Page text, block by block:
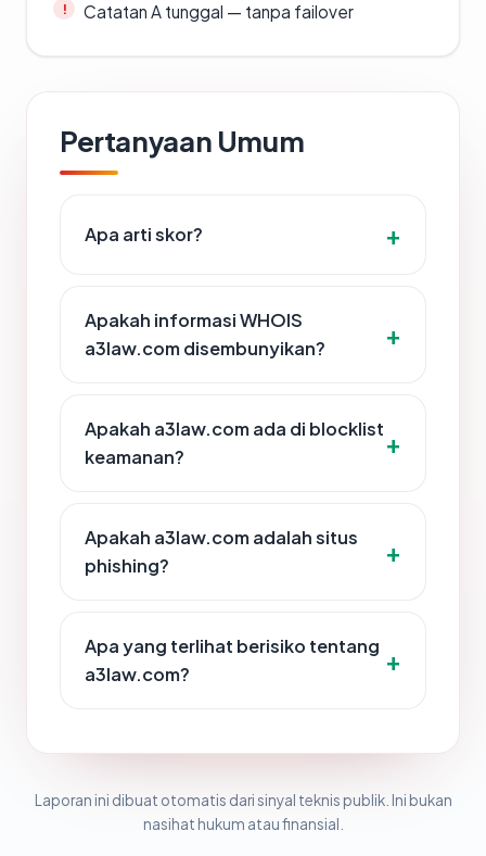
Catatan A tunggal — tanpa failover
Pertanyaan Umum
Apa arti skor?
Apakah informasi WHOIS
a3law.com disembunyikan?
Apakah a3law.com ada di blocklist
keamanan?
Apakah a3law.com adalah situs
phishing?
Apa yang terlihat berisiko tentang
a3law.com?
Laporan ini dibuat otomatis dari sinyal teknis publik. Ini bukan
nasihat hukum atau finansial.